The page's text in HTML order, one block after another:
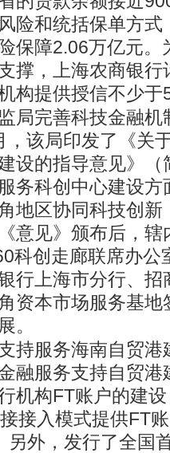
险和统括保单方式
保障2.06万亿元
撑，上海农商银
构提供授信不少于
完善科技金融机
，该局印发了《关
设的指导意见》（
务科创中心建设方
地区协同科技创
意见》颁布后，
科创走廊联席办公
行上海市分行、招
资本市场服务基
。
服务海南自贸港
融服务支持自贸港
机构FT账户的建
接入模式提供FT
另外，发行了全国